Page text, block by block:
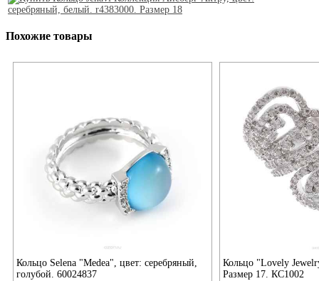
Похожие товары
Кольцо Selena "Medea", цвет: серебряный,
голубой. 60024837
Кольцо "Lovely
Размер 17. КС1002